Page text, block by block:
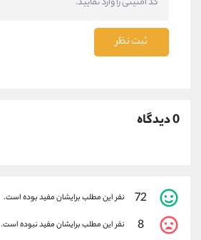
ثبت نظر
0 دیدگاه
72 نفر این مطلب برایشان مفید بوده است.
8 نفر این مطلب برایشان مفید نبوده است.